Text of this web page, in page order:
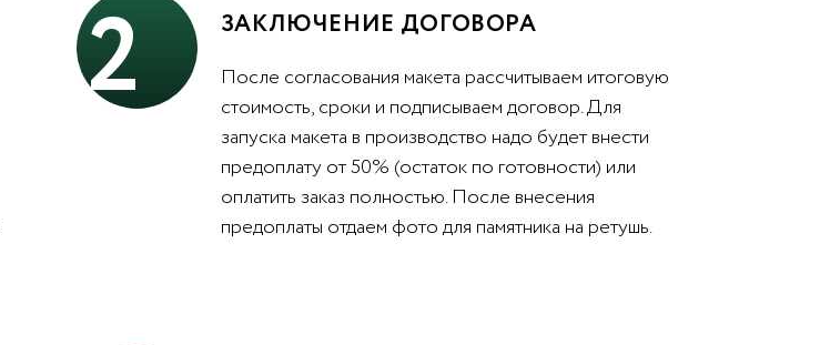
2 ЗАКЛЮЧЕНИЕ ДОГОВОРА
После согласования макета рассчитываем итоговую
стоимость, сроки и подписываем договор. Для
запуска макета в производство надо будет внести
предоплату от 50% (остаток по готовности) или
оплатить заказ полностью. После внесения
предоплаты отдаем фото для памятника на ретушь.